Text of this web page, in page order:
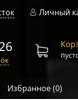
Личный
Избранное (0)